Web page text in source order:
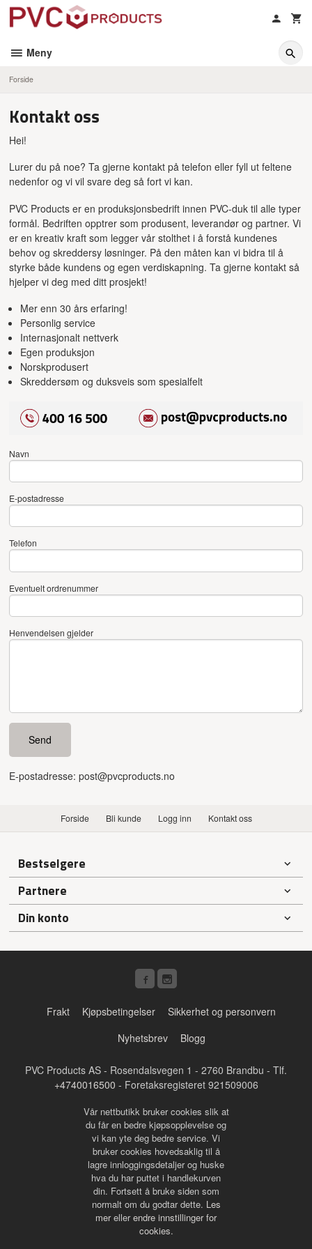
Gå
Meny
Forside
Kontakt oss
Hei!
Lurer du på noe? Ta gjerne kontakt på telefon eller fyll ut feltene
nedenfor og vi vil svare deg så fort vi kan.
PVC Products er en produksjonsbedrift innen PVC-duk til alle typer
formål. Bedriften opptrer som produsent, leverandør og partner. Vi
er en kreativ kraft som legger vår stolthet i å forstå kundenes
behov og skreddersy løsninger. På den måten kan vi bidra til å
styrke både kundens og egen verdiskapning. Ta gjerne kontakt så
hjelper vi deg med ditt prosjekt!
Mer enn 30 års erfaring!
Personlig service
Internasjonalt nettverk
Egen produksjon
Norskprodusert
Skreddersøm og duksveis som spesialfelt
Navn
E-postadresse
Telefon
Eventuelt ordrenummer
Henvendelsen gjelder
E-postadresse: post@pvcproducts.no
Forside Bli kunde Logg inn Kontakt oss
Bestselgere
Partnere
Din konto
Frakt Kjøpsbetingelser
Sikkerhet og personvern
Nyhetsbrev
Blogg
PVC Products AS - Rosendalsvegen 1 - 2760 Brandbu - Tlf.
+4740016500 - Foretaksregisteret 921509006
Vår nettbutikk bruker cookies slik at
du får en bedre kjøpsopplevelse og
vi kan yte deg bedre service. Vi
bruker cookies hovedsaklig til å
lagre innloggingsdetaljer og huske
hva du har puttet i handlekurven
din. Fortsett å bruke siden som
normalt om du godtar dette. Les
merellerendre innstillinger for
cookies.